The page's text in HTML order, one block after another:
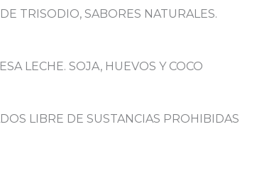
TRISODIO, SABORES NATURALES.
LECHE. SOJA, HUEVOS Y COCO
LIBRE DE SUSTANCIAS PROHIBIDAS